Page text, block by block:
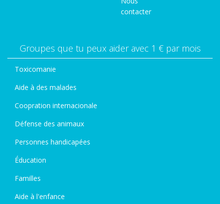
contacter
Groupes que tu peux aider avec 1 € par mois
Toxicomanie
Aide à des malades
Coopration internacionale
Défense des animaux
Personnes handicapées
Éducation
Familles
Aide à l'enfance